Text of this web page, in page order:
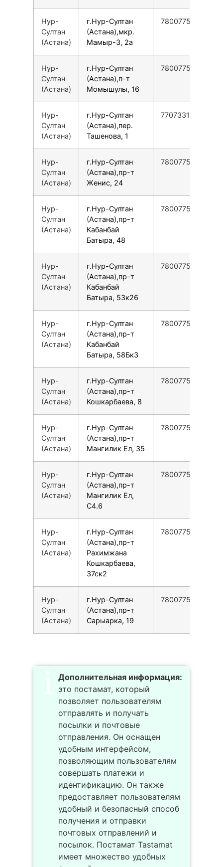
Нур-
Султан
(Астана)
г.Нур-Султан
(Астана),мкр.
Мамыр-3, 2а
78007753553
Нур-
Султан
(Астана)
г.Нур-Султан
(Астана),п-т
Момышулы, 16
78007753553
Нур-
Султан
(Астана)
г.Нур-Султан
(Астана),пер.
Ташенова, 1
77073313329
Нур-
Султан
(Астана)
г.Нур-Султан
(Астана),пр-т
Женис, 24
78007753553
Нур-
Султан
(Астана)
г.Нур-Султан
(Астана),пр-т
Кабанбай
Батыра, 48
78007753553
Нур-
Султан
(Астана)
г.Нур-Султан
(Астана),пр-т
Кабанбай
Батыра, 53к26
78007753553
Нур-
Султан
(Астана)
г.Нур-Султан
(Астана),пр-т
Кабанбай
Батыра, 58Бк3
78007753553
Нур-
Султан
(Астана)
г.Нур-Султан
(Астана),пр-т
Кошкарбаева, 8
78007753553
Нур-
Султан
(Астана)
г.Нур-Султан
(Астана),пр-т
Мангилик Ел, 35
78007753553
Нур-
Султан
(Астана)
г.Нур-Султан
(Астана),пр-т
Мангилик Ел,
С4.6
78007753553
Нур-
Султан
(Астана)
г.Нур-Султан
(Астана),пр-т
Рахимжана
Кошкарбаева,
37ск2
78007753553
Нур-
Султан
(Астана)
г.Нур-Султан
(Астана),пр-т
Сарыарка, 19
78007753553
Дополнительная информация:
это постамат, который
позволяет пользователям
отправлять и получать
посылки и почтовые
отправления. Он оснащен
удобным интерфейсом,
позволяющим пользователям
совершать платежи и
идентификацию. Он также
предоставляет пользователям
удобный и безопасный способ
получения и отправки
почтовых отправлений и
посылок. Постамат Tastamat
имеет множество удобных